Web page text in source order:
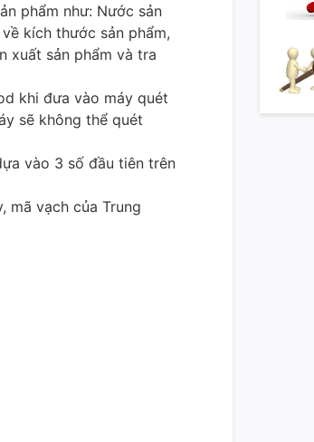
phẩm như: Nước sản
kích thước sản phẩm,
xuất sản phẩm và tra
khi đưa vào máy quét
sẽ không thể quét
vào 3 số đầu tiên trên
mã vạch của Trung